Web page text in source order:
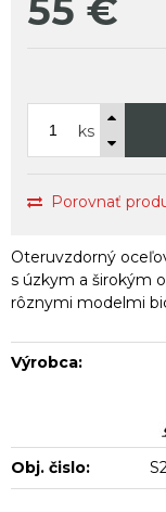
55 €
ks
Porovnať
Oteruvzdorný
s úzkym a širokým
rôznymi modelmi
Výrobca:
Obj. čislo: